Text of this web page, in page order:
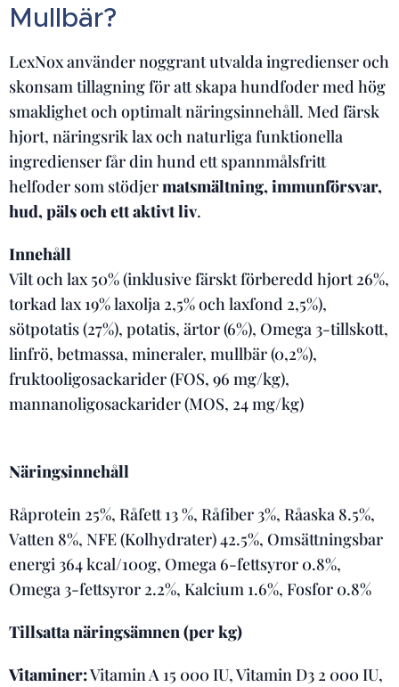
Mullbär?
LexNox använder noggrant utvalda ingredienser och
skonsam tillagning för att skapa hundfoder med hög
smaklighet och optimalt näringsinnehåll. Med färsk
hjort, näringsrik lax och naturliga funktionella
ingredienser får din hund ett spannmålsfritt
helfoder som stödjermatsmältning, immunförsvar,
hud, päls och ett aktivt liv.
Innehåll
Vilt och lax 50% (inklusive färskt förberedd hjort 26%,
torkad lax 19% laxolja 2,5% och laxfond 2,5%),
sötpotatis (27%), potatis, ärtor (6%), Omega 3-tillskott,
linfrö, betmassa, mineraler, mullbär (0,2%),
fruktooligosackarider (FOS, 96 mg/kg),
mannanoligosackarider (MOS, 24 mg/kg)
Näringsinnehåll
Råprotein 25%, Råfett 13 %, Råfiber 3%, Råaska 8.5%,
Vatten 8%, NFE (Kolhydrater) 42.5%, Omsättningsbar
energi 364 kcal/100g, Omega 6-fettsyror 0.8%,
Omega 3-fettsyror 2.2%, Kalcium 1.6%, Fosfor 0.8%
Tillsatta näringsämnen (per kg)
Vitaminer:Vitamin A 15 000 IU, Vitamin D3 2 000 IU,